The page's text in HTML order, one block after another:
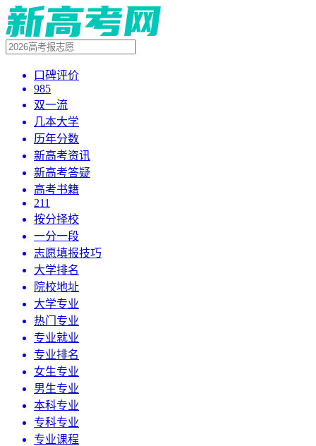
口碑评价
985
双一流
几本大学
历年分数
新高考资讯
新高考答疑
高考书籍
211
按分择校
一分一段
志愿填报技巧
大学排名
院校地址
大学专业
热门专业
专业就业
专业排名
女生专业
男生专业
本科专业
专科专业
专业课程